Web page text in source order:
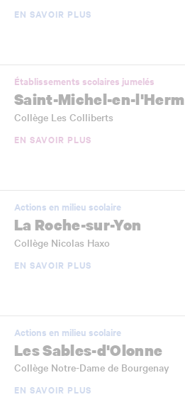
EN SAVOIR PLUS
Établissements scolaires jumelés
Saint-Michel-en-l'Herm
Collège Les Colliberts
EN SAVOIR PLUS
Actions en milieu scolaire
La Roche-sur-Yon
Collège Nicolas Haxo
EN SAVOIR PLUS
Actions en milieu scolaire
Les Sables-d'Olonne
Collège Notre-Dame de Bourgenay
EN SAVOIR PLUS